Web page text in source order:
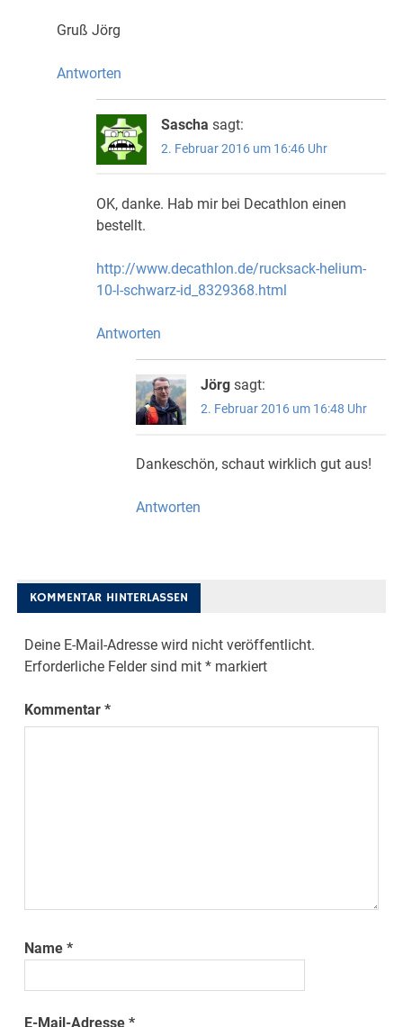
Gruß Jörg
Antworten
Sascha sagt:
2. Februar 2016 um 16:46 Uhr
OK, danke. Hab mir bei Decathlon einen
bestellt.
http://www.decathlon.de/rucksack-helium-
10-l-schwarz-id_8329368.html
Antworten
Jörg sagt:
2. Februar 2016 um 16:48 Uhr
Dankeschön, schaut wirklich gut aus!
Antworten
KOMMENTAR HINTERLASSEN
Deine E-Mail-Adresse wird nicht veröffentlicht.
Erforderliche Felder sind mit* markiert
Kommentar*
Name*
E-Mail-Adresse*